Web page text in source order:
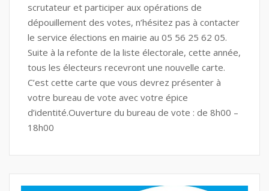
scrutateur et participer aux opérations de
dépouillement des votes, n’hésitez pas à contacter
le service élections en mairie au 05 56 25 62 05.
Suite à la refonte de la liste électorale, cette année,
tous les électeurs recevront une nouvelle carte.
C’est cette carte que vous devrez présenter à
votre bureau de vote avec votre épice
d’identité.Ouverture du bureau de vote : de 8h00 –
18h00